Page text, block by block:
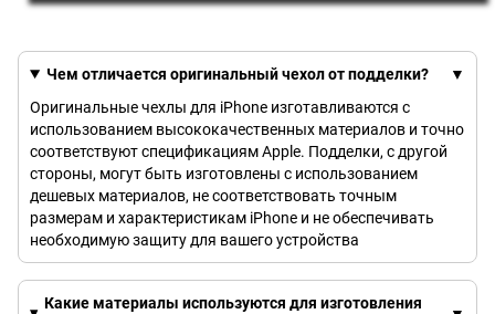
Чем отличается оригинальный чехол от подделки?
Оригинальные чехлы для iPhone изготавливаются с
использованием высококачественных материалов и точно
соответствуют спецификациям Apple. Подделки, с другой
стороны, могут быть изготовлены с использованием
дешевых материалов, не соответствовать точным
размерам и характеристикам iPhone и не обеспечивать
необходимую защиту для вашего устройства
Какие материалы используются для изготовления